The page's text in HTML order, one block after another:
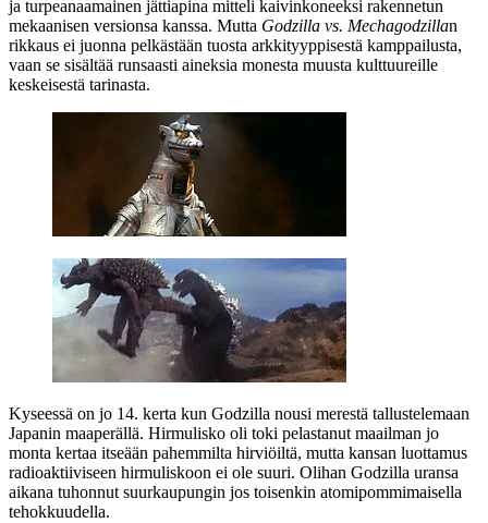
ja turpeanaamainen jättiapina mitteli kaivinkoneeksi rakennetun
mekaanisen versionsa kanssa. Mutta Godzilla vs. Mechagodzillan
rikkaus ei juonna pelkästään tuosta arkkityyppisestä kamppailusta,
vaan se sisältää runsaasti aineksia monesta muusta kulttuureille
keskeisestä tarinasta.
Kyseessä on jo 14. kerta kun Godzilla nousi merestä tallustelemaan
Japanin maaperällä. Hirmulisko oli toki pelastanut maailman jo
monta kertaa itseään pahemmilta hirviöiltä, mutta kansan luottamus
radioaktiiviseen hirmuliskoon ei ole suuri. Olihan Godzilla uransa
aikana tuhonnut suurkaupungin jos toisenkin atomipommimaisella
tehokkuudella.